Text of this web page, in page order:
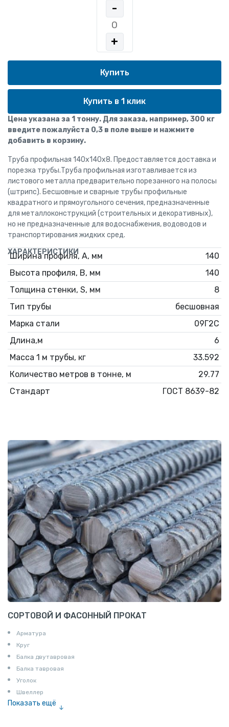
-
+
Купить в 1 клик
Цена указана за 1 тонну. Для заказа, например, 300 кг
введите пожалуйста 0,3 в поле выше и нажмите
добавить в корзину.
Труба профильная 140x140x8. Предоставляется доставка и
порезка трубы.Труба профильная изготавливается из
листового металла предварительно порезанного на полосы
(штрипс). Бесшовные и сварные трубы профильные
квадратного и прямоугольного сечения, предназначенные
для металлоконструкций (строительных и декоративных),
но не предназначенные для водоснабжения, водоводов и
транспортирования жидких сред.
ХАРАКТЕРИСТИКИ
Ширина профиля, А, мм
140
Высота профиля, В, мм
140
Толщина стенки, S, мм
8
Тип трубы
бесшовная
Марка стали
09Г2С
Длина,м
6
Масса 1 м трубы, кг
33.592
Количество метров в тонне, м
29.77
Стандарт
ГОСТ 8639-82
СОРТОВОЙ И ФАСОННЫЙ ПРОКАТ
Арматура
Круг
Балка двутавровая
Балка тавровая
Уголок
Швеллер
Показать ещё